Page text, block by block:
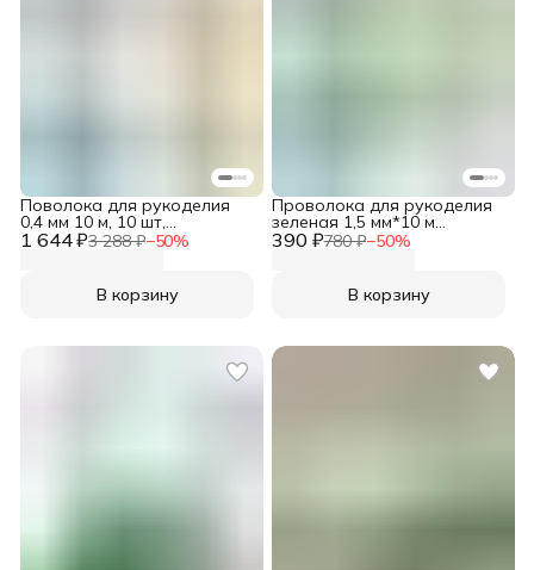
1 644 ₽3 288 ₽−50%
Поволока для рукоделия
0,4 мм 10 м, 10 шт,
Astra&Craft
В корзину
390 ₽780 ₽−50%
Проволока для рукоделия
зеленая 1,5 мм*10 м
Astra&Craft
В корзину